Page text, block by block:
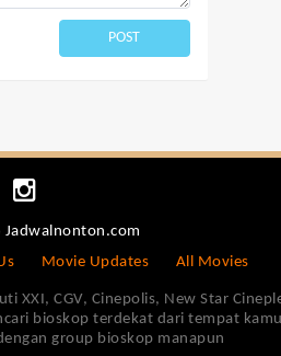
POST
Movie Updates All Movies
CGV, Cinepolis, New Star
bioskop terdekat dari tempat
group bioskop manapun